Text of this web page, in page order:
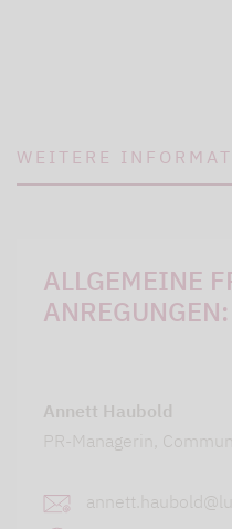
WEITERE
ALLGEMEINE
ANREGUNGEN:
Annett Haubold
PR-Managerin,